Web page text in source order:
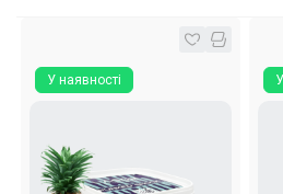
У наявності